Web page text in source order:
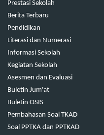
Prestasi Sekolah
Berita Terbaru
Pendidikan
Literasi dan Numerasi
Informasi Sekolah
Kegiatan Sekolah
Asesmen dan Evaluasi
Buletin Jum'at
Buletin OSIS
Pembahasan Soal TKAD
Soal PPTKA dan PPTKAD